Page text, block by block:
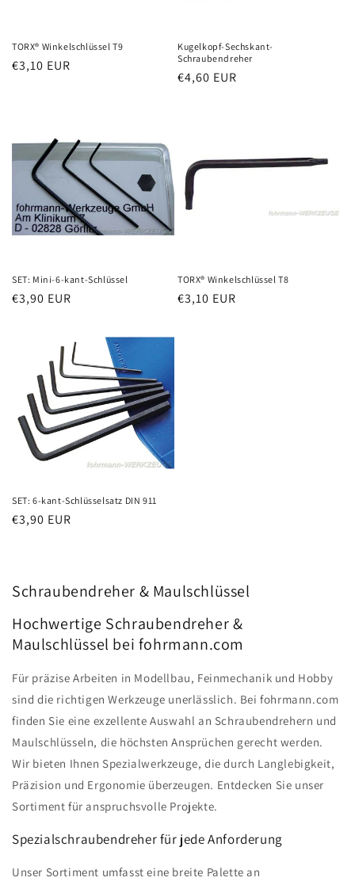
TORX® Winkelschlüssel T9
Normaler
€3,10 EUR
Kugelkopf-Sechskant-
Schraubendreher
Normaler
€4,60 EUR
SET: Mini-6-kant-Schlüssel
Normaler
€3,90 EUR
TORX® Winkelschlüssel T8
Normaler
€3,10 EUR
SET: 6-kant-Schlüsselsatz DIN 911
Normaler
€3,90 EUR
Schraubendreher & Maulschlüssel
Hochwertige Schraubendreher &
Maulschlüssel bei fohrmann.com
Für präzise Arbeiten in Modellbau, Feinmechanik und Hobby
sind die richtigen Werkzeuge unerlässlich. Bei fohrmann.com
finden Sie eine exzellente Auswahl an Schraubendrehern und
Maulschlüsseln, die höchsten Ansprüchen gerecht werden.
Wir bieten Ihnen Spezialwerkzeuge, die durch Langlebigkeit,
Präzision und Ergonomie überzeugen. Entdecken Sie unser
Sortiment für anspruchsvolle Projekte.
Spezialschraubendreher für jede Anforderung
Unser Sortiment umfasst eine breite Palette an